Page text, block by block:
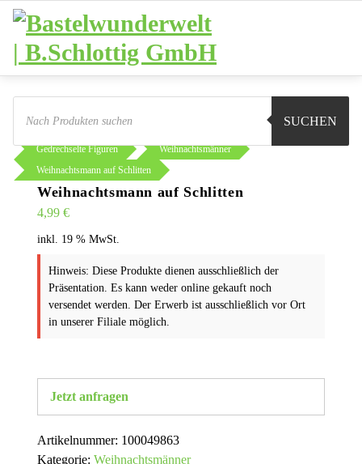
Zum
Inhalt
springen
Products
search
SUCHEN
Sie sind hier: Shop
Gedrechselte Figuren
Weihnachtsmänner
Weihnachtsmann auf Schlitten
Weihnachtsmann auf Schlitten
4,99 €
inkl. 19 % MwSt.
Hinweis: Diese Produkte dienen ausschließlich der
Präsentation. Es kann weder online gekauft noch
versendet werden. Der Erwerb ist ausschließlich vor Ort
in unserer Filiale möglich.
Jetzt anfragen
Artikelnummer: 100049863
Kategorie: Weihnachtsmänner